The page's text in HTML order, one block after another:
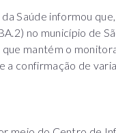
Saúde informou
no município de
que mantém o
a confirmação de